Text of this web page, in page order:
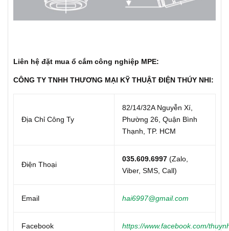
Liên hệ đặt mua ổ cắm công nghiệp MPE:
CÔNG TY TNHH THƯƠNG MẠI KỸ THUẬT ĐIỆN THÚY NHI:
Địa Chỉ Công Ty
82/14/32A Nguyễn Xí,
Phường 26, Quận Bình
Thạnh, TP. HCM
Điện Thoại
035.609.6997 (Zalo,
Viber, SMS, Call)
Email hai6997@gmail.com
Facebook https://www.facebook.com/